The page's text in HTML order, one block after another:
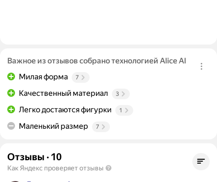
Важное из отзывов собрано технологией Alice AI
Милая форма
7
Качественный материал 3
Легко достаются фигурки 1
Маленький размер 7
Отзывы · 10
Как Яндекс проверяет отзывы